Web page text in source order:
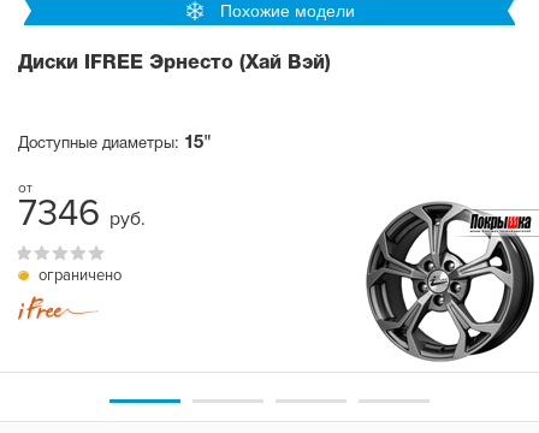
Похожие модели
Диски IFREE Эрнесто (Хай Вэй)
Доступные диаметры: 15"
7346 руб.
ограничено